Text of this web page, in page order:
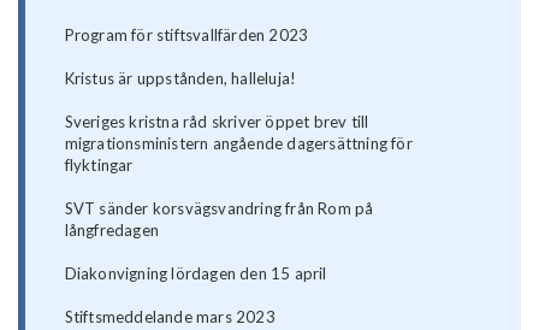
Program för stiftsvallfärden 2023
Kristus är uppstånden, halleluja!
Sveriges kristna råd skriver öppet brev till
migrationsministern angående dagersättning för
flyktingar
SVT sänder korsvägsvandring från Rom på
långfredagen
Diakonvigning lördagen den 15 april
Stiftsmeddelande mars 2023